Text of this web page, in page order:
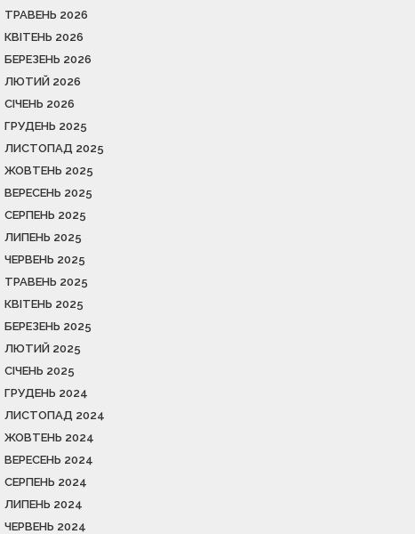
ТРАВЕНЬ 2026
КВІТЕНЬ 2026
БЕРЕЗЕНЬ 2026
ЛЮТИЙ 2026
СІЧЕНЬ 2026
ГРУДЕНЬ 2025
ЛИСТОПАД 2025
ЖОВТЕНЬ 2025
ВЕРЕСЕНЬ 2025
СЕРПЕНЬ 2025
ЛИПЕНЬ 2025
ЧЕРВЕНЬ 2025
ТРАВЕНЬ 2025
КВІТЕНЬ 2025
БЕРЕЗЕНЬ 2025
ЛЮТИЙ 2025
СІЧЕНЬ 2025
ГРУДЕНЬ 2024
ЛИСТОПАД 2024
ЖОВТЕНЬ 2024
ВЕРЕСЕНЬ 2024
СЕРПЕНЬ 2024
ЛИПЕНЬ 2024
ЧЕРВЕНЬ 2024